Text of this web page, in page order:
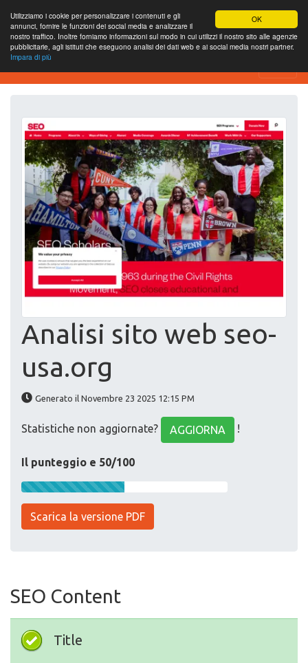
OK
Utilizziamo i cookie per personalizzare i contenuti e gli
annunci, fornire le funzioni dei social media e analizzare il
nostro traffico. Inoltre forniamo informazioni sul modo in cui utilizzi il nostro sito alle agenzie
pubblicitarie, agli istituti che eseguono analisi dei dati web e ai social media nostri partner.
Impara di più
Strumento di analisi del sito web
Analisi sito web seo-
usa.org
Generato il Novembre 23 2025 12:15 PM
Statistiche non aggiornate? AGGIORNA !
Il punteggio e 50/100
Scarica la versione PDF
SEO Content
Title